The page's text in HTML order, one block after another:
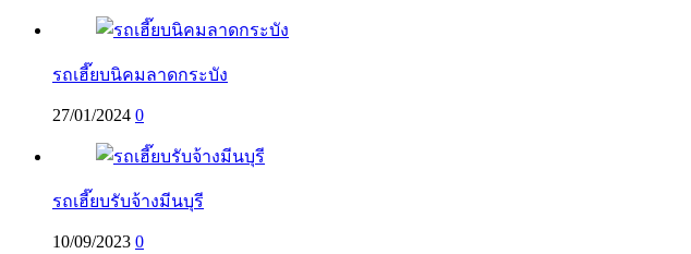
รถเฮี๊ยบนิคมลาดกระบัง
27/01/2024 0
รถเฮี๊ยบรับจ้างมีนบุรี
10/09/2023 0